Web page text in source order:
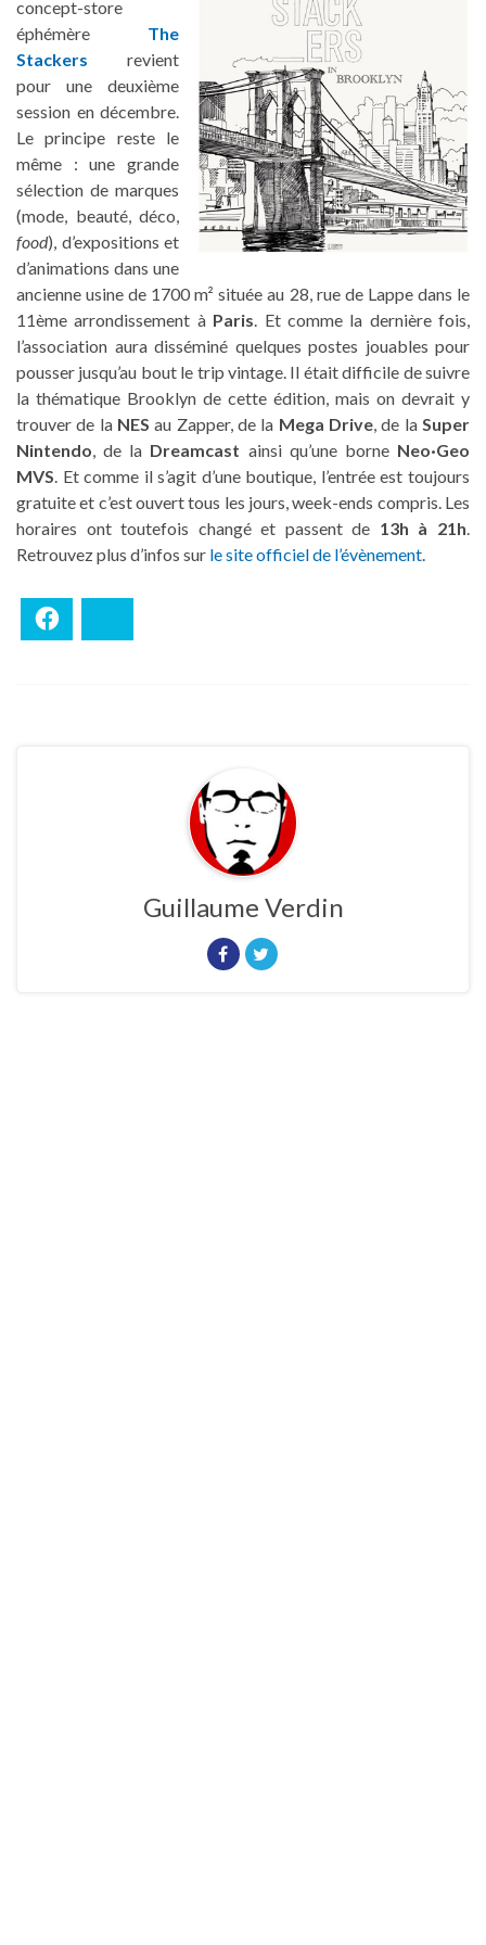
concept-store
éphémère The
Stackers revient
pour une deuxième
session en décembre.
Le principe reste le
même : une grande
sélection de marques
(mode, beauté, déco,
food), d’expositions et
d’animations dans une
ancienne usine de 1700 m² située au 28, rue de Lappe dans le
11ème arrondissement à Paris. Et comme la dernière fois,
l’association aura disséminé quelques postes jouables pour
pousser jusqu’au bout le trip vintage. Il était difficile de suivre
la thématique Brooklyn de cette édition, mais on devrait y
trouver de la NES au Zapper, de la Mega Drive, de laSuper
Nintendo, de la Dreamcast ainsi qu’une borne Neo·Geo
MVS. Et comme il s’agit d’une boutique, l’entrée est toujours
gratuite et c’est ouvert tous les jours, week-ends compris. Les
horaires ont toutefois changé et passent de 13h à 21h.
Retrouvez plus d’infos sur le site officiel de l’évènement.
Guillaume Verdin